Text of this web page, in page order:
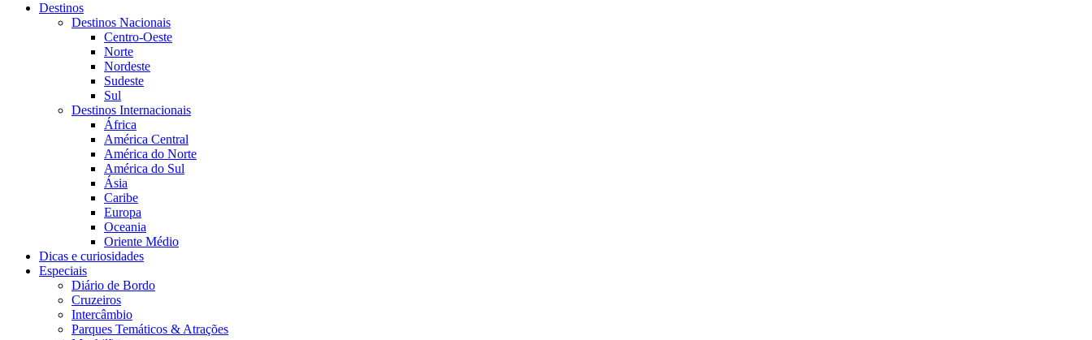
Destinos
Destinos Nacionais
Centro-Oeste
Norte
Nordeste
Sudeste
Sul
Destinos Internacionais
África
América Central
América do Norte
América do Sul
Ásia
Caribe
Europa
Oceania
Oriente Médio
Dicas e curiosidades
Especiais
Diário de Bordo
Cruzeiros
Intercâmbio
Parques Temáticos & Atrações